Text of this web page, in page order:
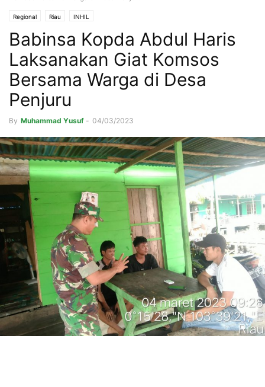
Regional Riau INHIL
Babinsa Kopda Abdul Haris
Laksanakan Giat Komsos
Bersama Warga di Desa
Penjuru
By Muhammad Yusuf - 04/03/2023